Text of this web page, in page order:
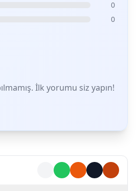
0
0
İlk yorumu siz yapın!